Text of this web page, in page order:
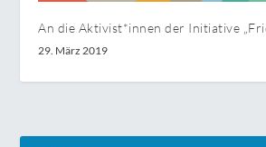
An die Aktivist*innen der Initiative
29. März 2019